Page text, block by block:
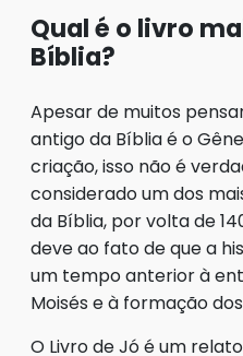
Qual é o livro
Bíblia?
Apesar de muitos
antigo da Bíblia é o
criação, isso não é
considerado um dos
da Bíblia, por volta de
deve ao fato de que a
um tempo anterior à
Moisés e à formação
O Livro de Jó é um